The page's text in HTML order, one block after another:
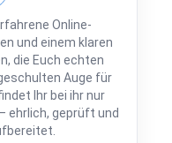
Online-
und einem klaren
die Euch echten
Auge für
Ihr bei ihr nur
ehrlich, geprüft und